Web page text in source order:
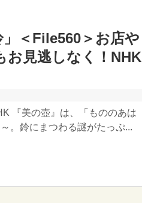
＜File560＞お店や
お見逃しなく！NHK
『美の壺』は、「もののあは
。鈴にまつわる謎がたっぷ...